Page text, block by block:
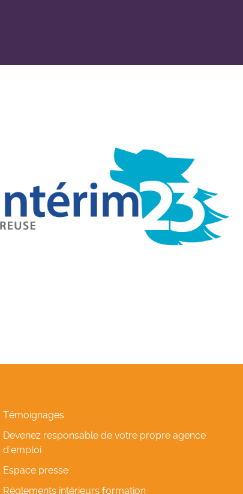
Témoignages
Devenez responsable de votre propre agence
d’emploi
Espace presse
Réglements intérieurs formation